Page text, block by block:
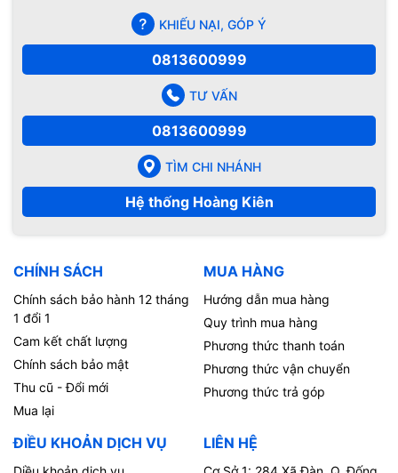
KHIẾU NẠI, GÓP Ý
0813600999
TƯ VẤN
0813600999
TÌM CHI NHÁNH
Hệ thống Hoàng Kiên
CHÍNH SÁCH
Chính sách bảo hành 12 tháng
1 đổi 1
Cam kết chất lượng
Chính sách bảo mật
Thu cũ - Đổi mới
Mua lại
MUA HÀNG
Hướng dẫn mua hàng
Quy trình mua hàng
Phương thức thanh toán
Phương thức vận chuyển
Phương thức trả góp
ĐIỀU KHOẢN DỊCH VỤ LIÊN HỆ